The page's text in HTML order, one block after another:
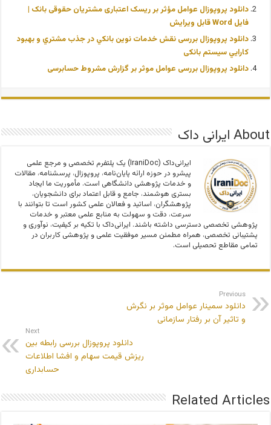
دانلود پروپوزال عوامل مؤثر بر ریسک اعتباری مشتریان حقوقی بانک |
فایل Word قابل ویرایش
دانلود پروپوزال بررسی نقش خدمات نوين بانكي در جذب مشتري و بهبود
كارايي سیستم بانکی
دانلود پروپوزال بررسی عوامل موثر بر گزارش مشروط حسابرسی
About ایرانی داک
ایرانی‌داک (IraniDoc) یک پلتفرم تخصصی و مرجع علمی
پیشرو در حوزه ارائه پایان‌نامه، پروپوزال، پرسشنامه، مقالات
و خدمات پژوهشی دانشگاهی است. مأموریت ما ایجاد
بستری هوشمند، جامع و قابل اعتماد برای دانشجویان،
پژوهشگران، اساتید و فعالان علمی کشور است تا بتوانند با
سرعت، دقت و سهولت به منابع علمی معتبر و خدمات
پژوهشی تخصصی دسترسی داشته باشند. ایرانی‌داک با تکیه بر کیفیت، نوآوری و
پشتیبانی تخصصی، همراه مطمئن مسیر موفقیت علمی و پژوهشی کاربران در
تمامی مقاطع تحصیلی است.
Previous
دانلود سمینار عوامل موثر بر نگرش
و تاثیر آن بر رفتار سازمانی
Next
دانلود پروپوزال بررسی رابطه بین
ریزش قیمت سهام و افشا اطلاعات
حسابداری
Related Articles